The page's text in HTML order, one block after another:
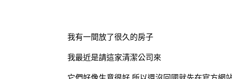
我有一間放了很久的房子
我最近是請這家清潔公司來